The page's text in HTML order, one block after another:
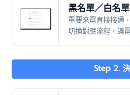
黑名單／白名單
重要來電直接接通
切換對應流程，讓
Step 2.